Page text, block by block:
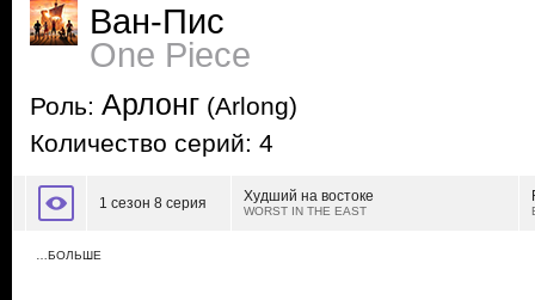
Ван-Пис
One Piece
Роль: Арлонг (Arlong)
Количество серий: 4
1 сезон 8 серия Худший на востоке
WORST IN THE EAST
…БОЛЬШЕ